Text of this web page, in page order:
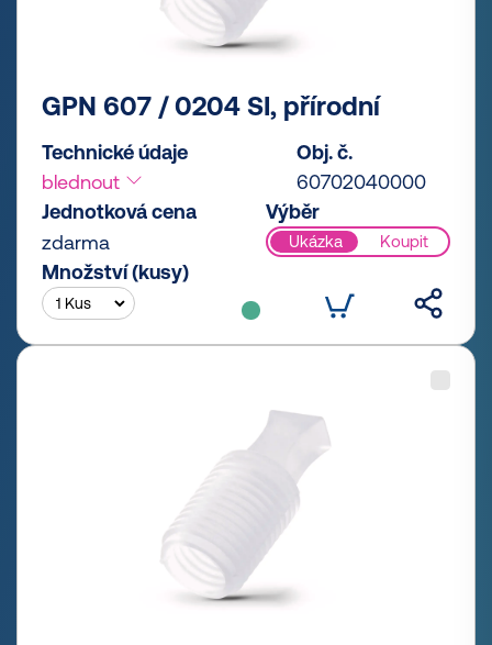
GPN 607 / 0204 SI, přírodní
Technické údaje
blednout
Obj. č.
60702040000
Jednotková cena
zdarma
Výběr
Ukázka Koupit
Množství (kusy)